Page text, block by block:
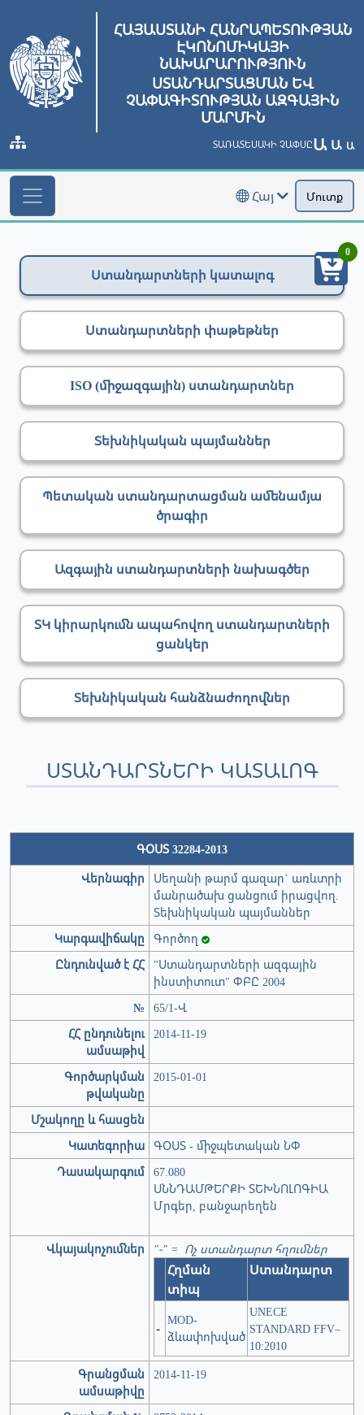
ՀԱՅԱՍՏԱՆԻ ՀԱՆՐԱՊԵՏՈՒԹՅԱՆ
ԷԿՈՆՈՄԻԿԱՅԻ
ՆԱԽԱՐԱՐՈՒԹՅՈՒՆ
ՍՏԱՆԴԱՐՏԱՑՄԱՆ ԵՎ
ՉԱՓԱԳԻՏՈՒԹՅԱՆ ԱԶԳԱՅԻՆ
ՄԱՐՄԻՆ
ՏԱՌԱՏԵՍԱԿԻ ՉԱՓՍԸԱ Ա Ա
Հայ Մուտք
Ստանդարտների կատալոգ
Ստանդարտների փաթեթներ
ISO (միջազգային) ստանդարտներ
Տեխնիկական պայմաններ
Պետական ստանդարտացման ամենամյա
ծրագիր
Ազգային ստանդարտների նախագծեր
ՏԿ կիրարկումն ապահովող ստանդարտների
ցանկեր
Տեխնիկական հանձնաժողովներ
ՍՏԱՆԴԱՐՏՆԵՐԻ ԿԱՏԱԼՈԳ
ԳՕՍՏ 32284-2013
Վերնագիր
Սեղանի թարմ գազար` առևտրի
մանրածախ ցանցում իրացվող.
Տեխնիկական պայմաններ
Կարգավիճակը
Գործող
Ընդունված է ՀՀ
"Ստանդարտների ազգային
ինստիտուտ" ՓԲԸ 2004
№
65/1-Վ
ՀՀ ընդունելու
ամսաթիվ
2014-11-19
Գործարկման
թվականը
2015-01-01
Մշակողը և հասցեն
Կատեգորիա
ԳՕՍՏ - միջպետական ՆՓ
Դասակարգում 67.080
ՍՆՆԴԱՄԹԵՐՔԻ ՏԵԽՆՈԼՈԳԻԱ
Մրգեր, բանջարեղեն
Վկայակոչումներ "-" = Ոչ ստանդարտ հղումներ
Հղման
տիպ
Ստանդարտ
-
MOD-
ձևափոխված
UNECE
STANDARD FFV–
10:2010
Գրանցման
ամսաթիվը
2014-11-19
0